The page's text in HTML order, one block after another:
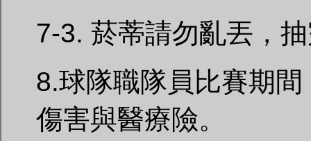
7-3. 菸蒂請勿亂丟，
8.球隊職隊員比賽期
傷害與醫療險。